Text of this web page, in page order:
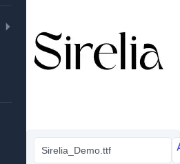
Sirelia_Demo.ttf